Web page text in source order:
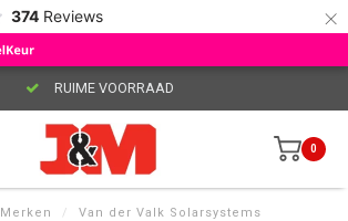
374 Reviews ×
RUIME VOORRAAD
0
Merken / Van der Valk Solarsystems